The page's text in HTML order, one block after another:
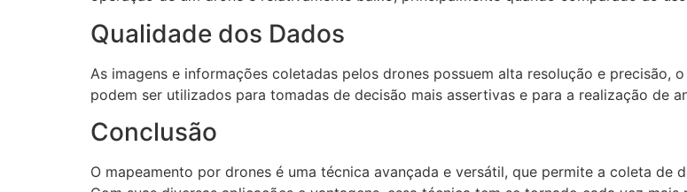
Qualidade dos Dados
As imagens e informações coletadas pelos drones possuem alta resolução e precisão,
podem ser utilizados para tomadas de decisão mais assertivas e para a realização de
Conclusão
O mapeamento por drones é uma técnica avançada e versátil, que permite a coleta de